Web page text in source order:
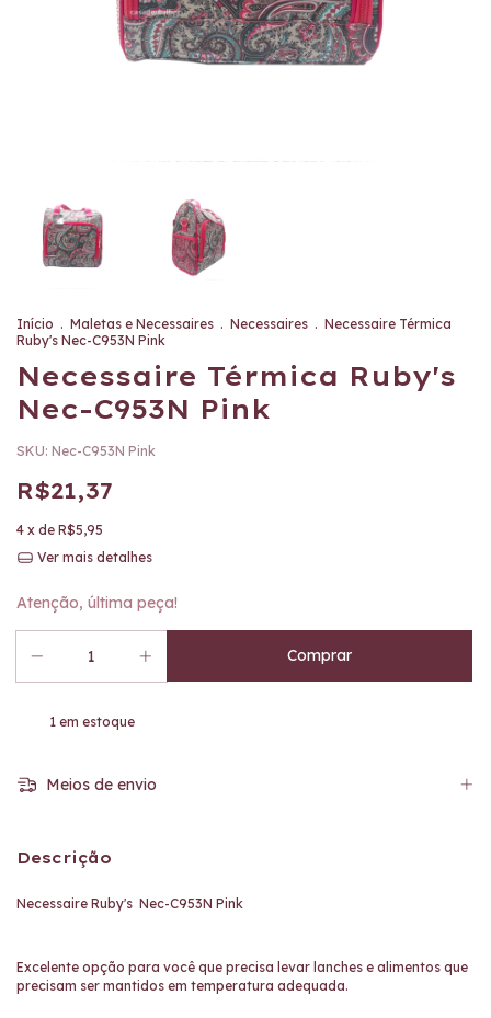
Início . Maletas e Necessaires . Necessaires . Necessaire Térmica
Ruby's Nec-C953N Pink
Necessaire Térmica Ruby's
Nec-C953N Pink
SKU: Nec-C953N Pink
R$21,37
4 x de R$5,95
Ver mais detalhes
Atenção, última peça!
1em estoque
Meios de envio
Descrição
Necessaire Ruby's Nec-C953N Pink
Excelente opção para você que precisa levar lanches e alimentos que
precisam ser mantidos em temperatura adequada.